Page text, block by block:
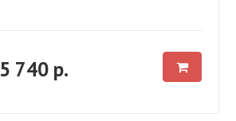
5 740 р.